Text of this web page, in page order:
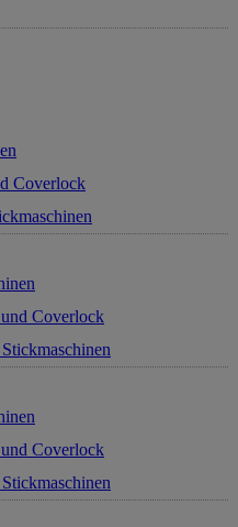
Coverlock
Coverlock
Coverlock